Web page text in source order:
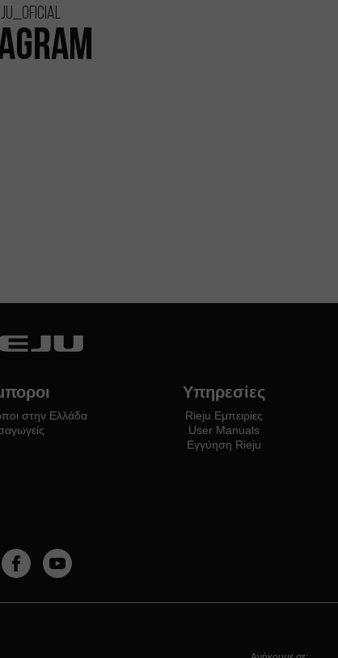
στην Ελλάδα
Υπηρεσίες
Rieju Εμπειρίες
User Manuals
Εγγύηση Rieju